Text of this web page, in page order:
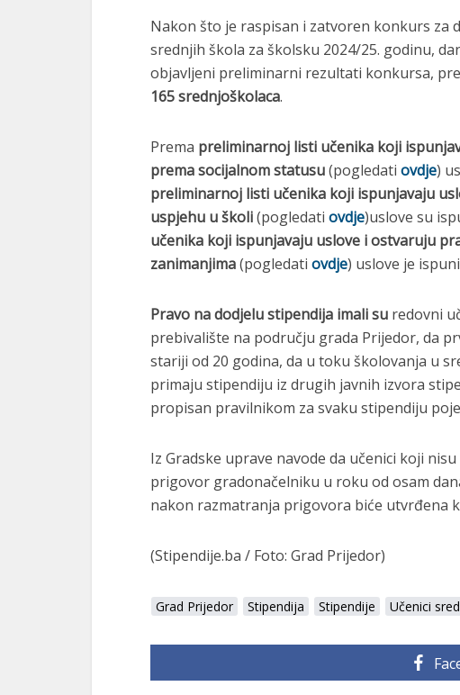
Nakon što je raspisan i zatvoren konkurs za
srednjih škola za školsku 2024/25. godinu,
objavljeni preliminarni rezultati konkursa,
165 srednjoškolaca.
Prema preliminarnoj listi učenika koji
prema socijalnom statusu(pogledati ovdje)
preliminarnoj listi učenika koji ispunjavaju
uspjehu u školi(pogledati ovdje)uslove su
učenika koji ispunjavaju uslove i ostvaruju
zanimanjima(pogledati ovdje) uslove je
Pravo na dodjelu stipendija imali su redovni
prebivalište na području grada Prijedor, da
stariji od 20 godina, da u toku školovanja u
primaju stipendiju iz drugih javnih izvora
propisan pravilnikom za svaku stipendiju
Iz Gradske uprave navode da učenici koji
prigovor gradonačelniku u roku od osam
nakon razmatranja prigovora biće utvrđena
(Stipendije.ba / Foto: Grad Prijedor)
Grad Prijedor Stipendija Stipendije Učenici